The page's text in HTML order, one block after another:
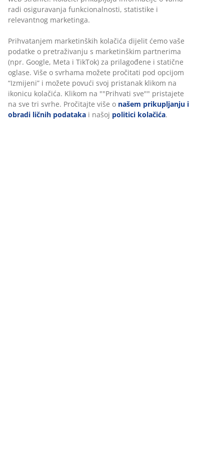
Fleksibilne opcije dostave
Brza i jednostavna dostava po vašem izboru
Luksuzni baštenski jastuk sa dugotrajnom, grubo
tkanom navlakom. Za podesive stolice. 50x120x4 cm
šifra artikla: 3725106
radi osiguravanja funkcionalnosti, statistike i
relevantnog marketinga.
Prihvatanjem marketinških kolačića dijelit ćemo vaše
podatke o pretraživanju s marketinškim partnerima
(npr. Google, Meta i TikTok) za prilagođene i statične
oglase. Više o svrhama možete pročitati pod opcijom
“Izmijeni” i možete povući svoj pristanak klikom na
ikonicu kolačića. Klikom na ""Prihvati sve"" pristajete
na sve tri svrhe. Pročitajte više o našem prikupljanju i
obradi ličnih podataka i našoj politici kolačića.